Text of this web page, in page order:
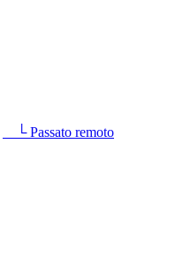
└ Passato remoto